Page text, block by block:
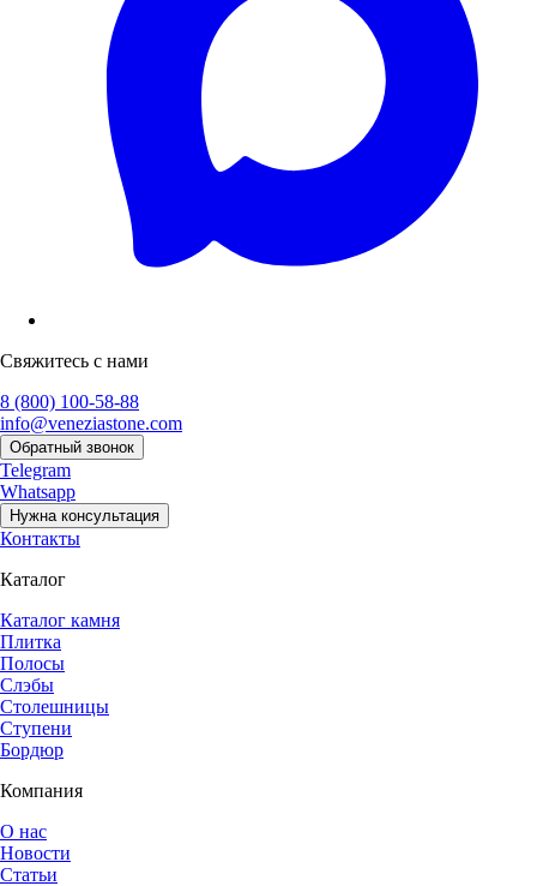
Свяжитесь с нами
8 (800) 100-58-88
info@veneziastone.com
Обратный звонок
Telegram
Whatsapp
Нужна консультация
Контакты
Каталог
Каталог камня
Плитка
Полосы
Слэбы
Столешницы
Ступени
Бордюр
Компания
О нас
Новости
Статьи